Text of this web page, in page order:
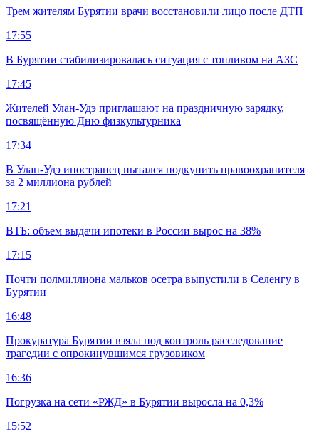
Трем жителям Бурятии врачи восстановили лицо после ДТП
17:55
В Бурятии стабилизировалась ситуация с топливом на АЗС
17:45
Жителей Улан-Удэ приглашают на праздничную зарядку,
посвящённую Дню физкультурника
17:34
В Улан-Удэ иностранец пытался подкупить правоохранителя
за 2 миллиона рублей
17:21
ВТБ: объем выдачи ипотеки в России вырос на 38%
17:15
Почти полмиллиона мальков осетра выпустили в Селенгу в
Бурятии
16:48
Прокуратура Бурятии взяла под контроль расследование
трагедии с опрокинувшимся грузовиком
16:36
Погрузка на сети «РЖД» в Бурятии выросла на 0,3%
15:52